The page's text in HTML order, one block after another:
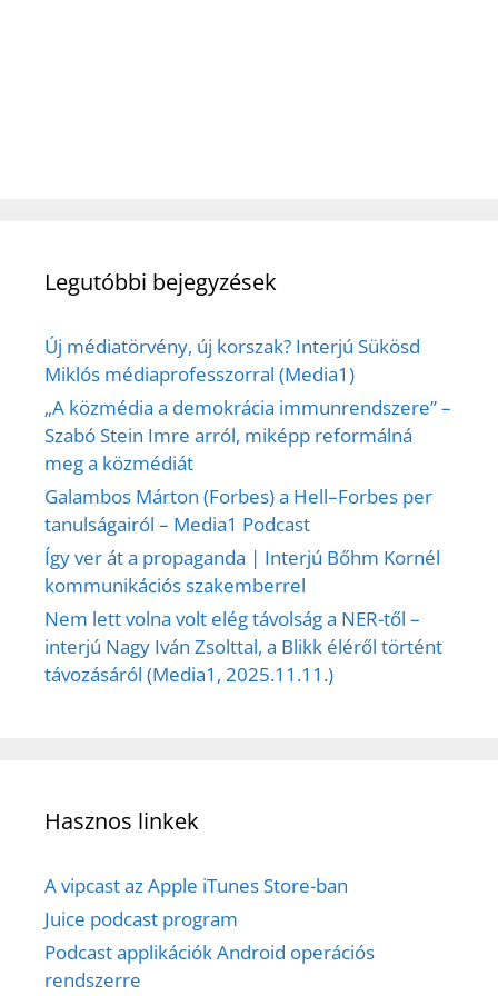
Legutóbbi bejegyzések
Új médiatörvény, új korszak? Interjú Sükösd
Miklós médiaprofesszorral (Media1)
„A közmédia a demokrácia immunrendszere” –
Szabó Stein Imre arról, miképp reformálná
meg a közmédiát
Galambos Márton (Forbes) a Hell–Forbes per
tanulságairól – Media1 Podcast
Így ver át a propaganda | Interjú Bőhm Kornél
kommunikációs szakemberrel
Nem lett volna volt elég távolság a NER-től –
interjú Nagy Iván Zsolttal, a Blikk éléről történt
távozásáról (Media1, 2025.11.11.)
Hasznos linkek
A vipcast az Apple iTunes Store-ban
Juice podcast program
Podcast applikációk Android operációs
rendszerre